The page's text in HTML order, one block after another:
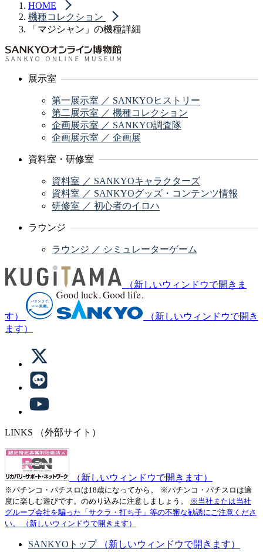
HOME
機種コレクション
「マジシャン」の機種詳細
展示室
第一展示室 ／ SANKYOヒストリー
第二展示室 ／ 機種コレクション
企画展示室 ／ SANKYO調査隊
企画展示室 ／ 企画展
資料室・研修室
資料室 ／ SANKYOキャラクターズ
資料室 ／ SANKYOグッズ・コンテンツ情報
研修室 ／ 初心者のイロハ
ラウンジ
ラウンジ ／ シミュレーターゲーム
（新しいウィンドウで開きま
す）
（新しいウィンドウで開き
ます）
LINKS （外部サイト）
（新しいウィンドウで開きます）
※パチンコ・パチスロは18歳になってから。
※パチンコ・パチスロは適
度に楽しむ遊びです。のめり込みに注意しましょう。
※当社または当社
グループ会社を騙った「サクラ・打ち子」等の不審な勧誘にご注意くださ
い。
（新しいウィンドウで開きます）
SANKYOトップ
（新しいウィンドウで開きます）